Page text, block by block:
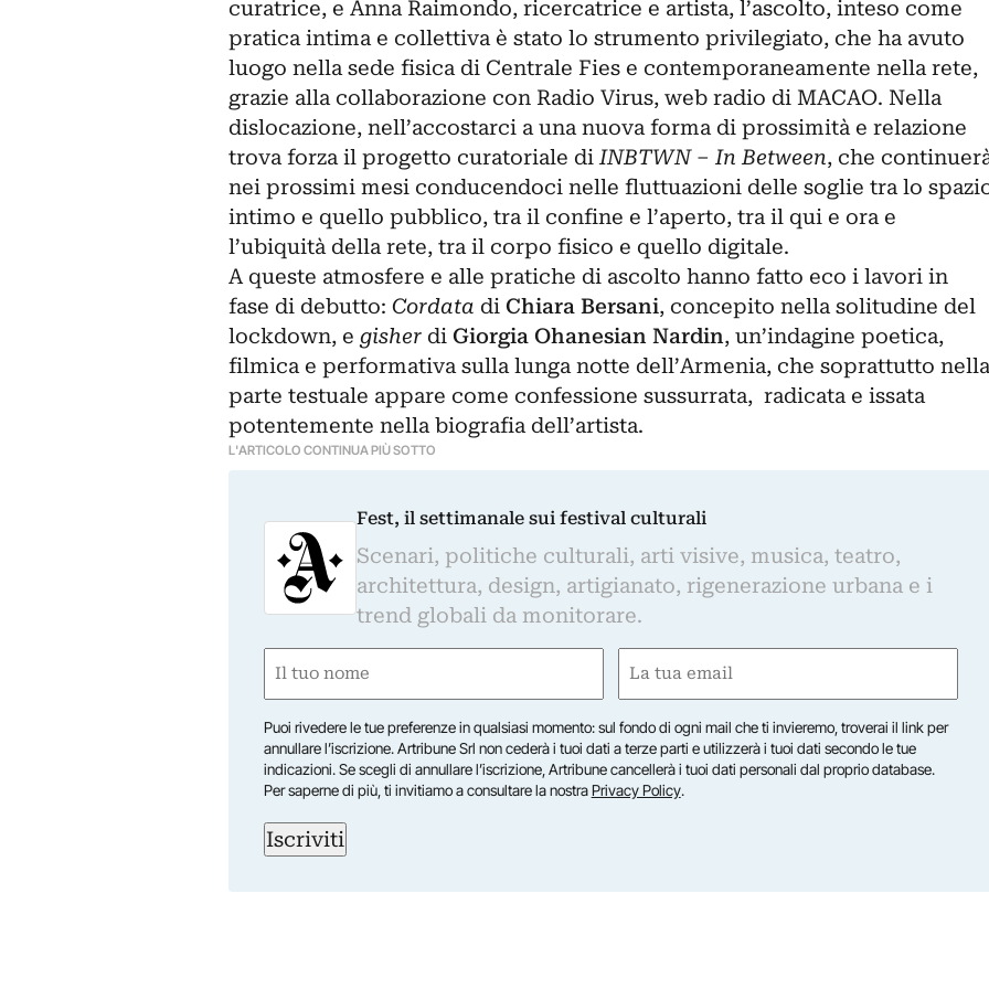
curatrice, e Anna Raimondo, ricercatrice e artista, l’ascolto, inteso come
pratica intima e collettiva è stato lo strumento privilegiato, che ha avuto
luogo nella sede fisica di Centrale Fies e contemporaneamente nella rete,
grazie alla collaborazione con Radio Virus, web radio di MACAO. Nella
dislocazione, nell’accostarci a una nuova forma di prossimità e relazione
trova forza il progetto curatoriale diINBTWN ‒ In Between, che
nei prossimi mesi conducendoci nelle fluttuazioni delle soglie tra lo
intimo e quello pubblico, tra il confine e l’aperto, tra il qui e ora e
l’ubiquità della rete, tra il corpo fisico e quello digitale.
A queste atmosfere e alle pratiche di ascolto hanno fatto eco i lavori in
fase di debutto: Cordata di Chiara Bersani, concepito nella solitudine del
lockdown, e gisherdi Giorgia Ohanesian Nardin, un’indagine poetica,
filmica e performativa sulla lunga notte dell’Armenia, che soprattutto nella
parte testuale appare come confessione sussurrata, radicata e issata
potentemente nella biografia dell’artista.
L'ARTICOLO CONTINUA PIÙ SOTTO
Fest, il settimanale sui festival culturali
Scenari, politiche culturali, arti visive, musica, teatro,
architettura, design, artigianato, rigenerazione urbana e i
trend globali da monitorare.
Nome
First
Email
Puoi rivedere le tue preferenze in qualsiasi momento: sul fondo di ogni mail che ti invieremo, troverai il link per
annullare l’iscrizione. Artribune Srl non cederà i tuoi dati a terze parti e utilizzerà i tuoi dati secondo le tue
indicazioni. Se scegli di annullare l’iscrizione, Artribune cancellerà i tuoi dati personali dal proprio database.
Per saperne di più, ti invitiamo a consultare la nostraPrivacy Policy.
Iscriviti